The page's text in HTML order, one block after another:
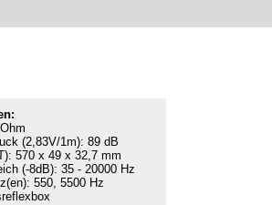
(2,83V/1m): 89 dB
570 x 49 x 32,7 mm
(-8dB): 35 - 20000 Hz
550, 5500 Hz